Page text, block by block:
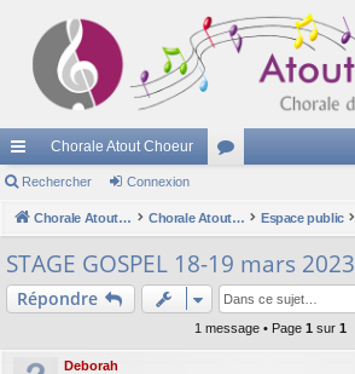
cc
ès
ra
pi
Chorale Atout Choeur
u
m
s
Rechercher Connexion
Chorale Atout Choeur Chorale Atout Choeur Espace public
STAGE GOSPEL 18-19 mars 2023
Répondre
1 message • Page 1 sur 1
Deborah